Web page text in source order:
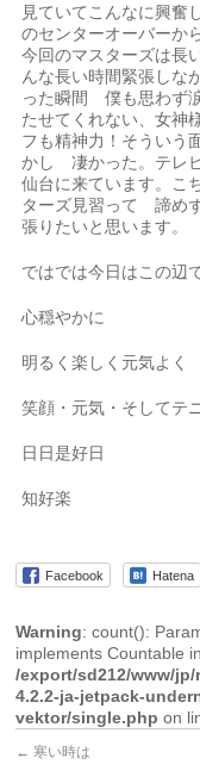
見ていてこんなに興奮
のセンターオーバーか
今回のマスターズは長
んな長い時間緊張しな
った瞬間 僕も思わず
たせてくれない、女
フも精神力！そういう
かし 凄かった。テレ
仙台に来ています。こ
ターズ見習って 諦め
張りたいと思います。
ではでは今日はこの辺
心穏やかに
明るく楽しく元気よく
笑顔・元気・そしてテ
日日是好日
知好楽
Facebook Hatena
Warning: count():
implements Countable in
/export/sd212/www/
4.2.2-ja-jetpack-
vektor/single.php on
← 寒い時は